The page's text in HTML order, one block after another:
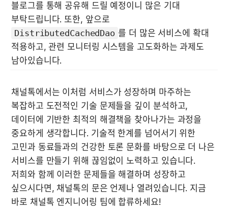
블로그를 통해 공유해 드릴 예정이니 많은 기대
DistributedCachedDao 를 더 많은 서비스에 확대
적용하고, 관련 모니터링 시스템을 고도화하는 과제도
남아있습니다.
채널톡에서는 이처럼 서비스가 성장하며 마주하는
복잡하고 도전적인 기술 문제들을 깊이 분석하고,
데이터에 기반한 최적의 해결책을 찾아나가는 과정을
중요하게 생각합니다. 기술적 한계를 넘어서기 위한
고민과 동료들과의 건강한 토론 문화를 바탕으로 더 나은
서비스를 만들기 위해 끊임없이 노력하고 있습니다.
저희와 함께 이러한 문제들을 해결하며 성장하고
싶으시다면, 채널톡의 문은 언제나 열려있습니다. 지금
바로 채널톡 엔지니어링 팀에 합류하세요!